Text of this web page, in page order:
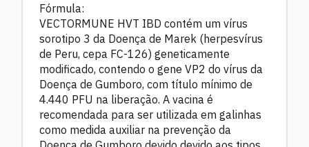
Fórmula:
VECTORMUNE HVT IBD contém um vírus
sorotipo 3 da Doença de Marek (herpesvírus
de Peru, cepa FC-126) geneticamente
modificado, contendo o gene VP2 do vírus da
Doença de Gumboro, com título mínimo de
4.440 PFU na liberação. A vacina é
recomendada para ser utilizada em galinhas
como medida auxiliar na prevenção da